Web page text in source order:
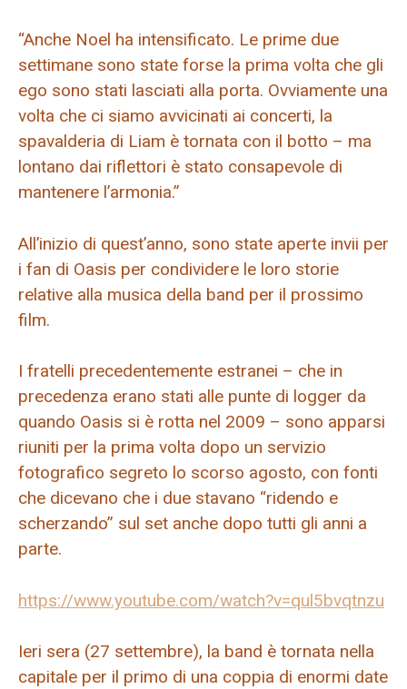
“Anche Noel ha intensificato. Le prime due
settimane sono state forse la prima volta che gli
ego sono stati lasciati alla porta. Ovviamente una
volta che ci siamo avvicinati ai concerti, la
spavalderia di Liam è tornata con il botto – ma
lontano dai riflettori è stato consapevole di
mantenere l’armonia.”
All’inizio di quest’anno, sono state aperte invii per
i fan di Oasis per condividere le loro storie
relative alla musica della band per il prossimo
film.
I fratelli precedentemente estranei – che in
precedenza erano stati alle punte di logger da
quando Oasis si è rotta nel 2009 – sono apparsi
riuniti per la prima volta dopo un servizio
fotografico segreto lo scorso agosto, con fonti
che dicevano che i due stavano “ridendo e
scherzando” sul set anche dopo tutti gli anni a
parte.
https://www.youtube.com/watch?v=qul5bvqtnzu
Ieri sera (27 settembre), la band è tornata nella
capitale per il primo di una coppia di enormi date